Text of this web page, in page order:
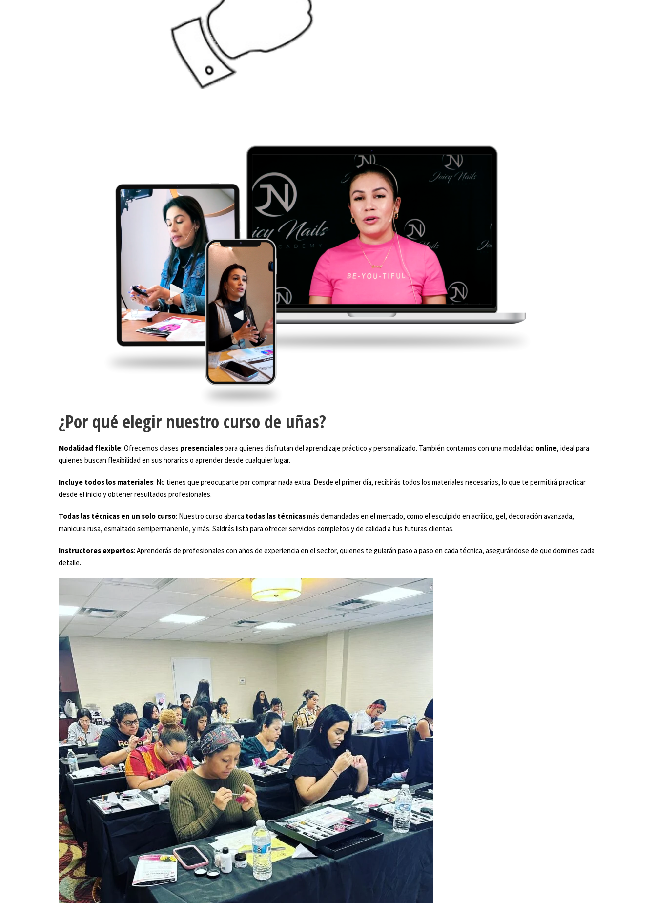
¿Por qué elegir nuestro curso de uñas?
Modalidad flexible: Ofrecemos clases presencialespara quienes disfrutan del aprendizaje práctico y personalizado. También contamos con una modalidad online, ideal para
quienes buscan flexibilidad en sus horarios o aprender desde cualquier lugar.
Incluye todos los materiales: No tienes que preocuparte por comprar nada extra. Desde el primer día, recibirás todos los materiales necesarios, lo que te permitirá practicar
desde el inicio y obtener resultados profesionales.
Todas las técnicas en un solo curso: Nuestro curso abarca todas las técnicasmás demandadas en el mercado, como el esculpido en acrílico, gel, decoración avanzada,
manicura rusa, esmaltado semipermanente, y más. Saldrás lista para ofrecer servicios completos y de calidad a tus futuras clientas.
Instructores expertos: Aprenderás de profesionales con años de experiencia en el sector, quienes te guiarán paso a paso en cada técnica, asegurándose de que domines cada
detalle.